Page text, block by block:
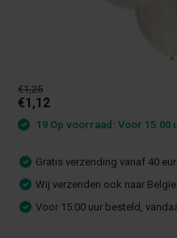
€1,25
€1,12
19 Op voorraad: Voor
Gratis verzending vanaf 40
Wij verzenden ook naar Belgie
Voor 15.00 uur besteld,